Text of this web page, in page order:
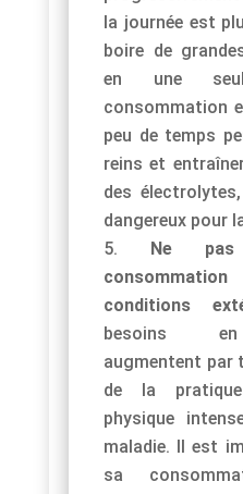
la journée est
boire de
en une
consommation
peu de temps
reins et
des
dangereux pour
Ne
conditions
besoins
augmentent par
de la
physique
maladie. Il est
sa